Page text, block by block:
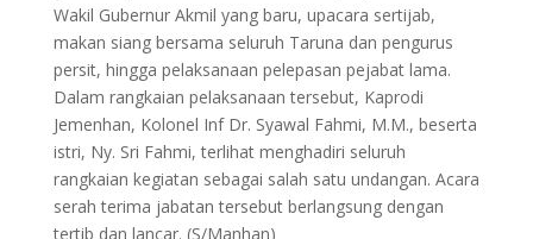
Wakil Gubernur Akmil yang baru, upacara sertijab,
makan siang bersama seluruh Taruna dan pengurus
persit, hingga pelaksanaan pelepasan pejabat lama.
Dalam rangkaian pelaksanaan tersebut, Kaprodi
Jemenhan, Kolonel Inf Dr. Syawal Fahmi, M.M., beserta
istri, Ny. Sri Fahmi, terlihat menghadiri seluruh
rangkaian kegiatan sebagai salah satu undangan. Acara
serah terima jabatan tersebut berlangsung dengan
tertib dan lancar. (S/Manhan)